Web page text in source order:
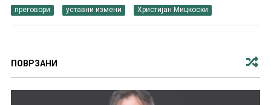
преговори уставни измени Христијан Мицкоски
ПОВРЗАНИ